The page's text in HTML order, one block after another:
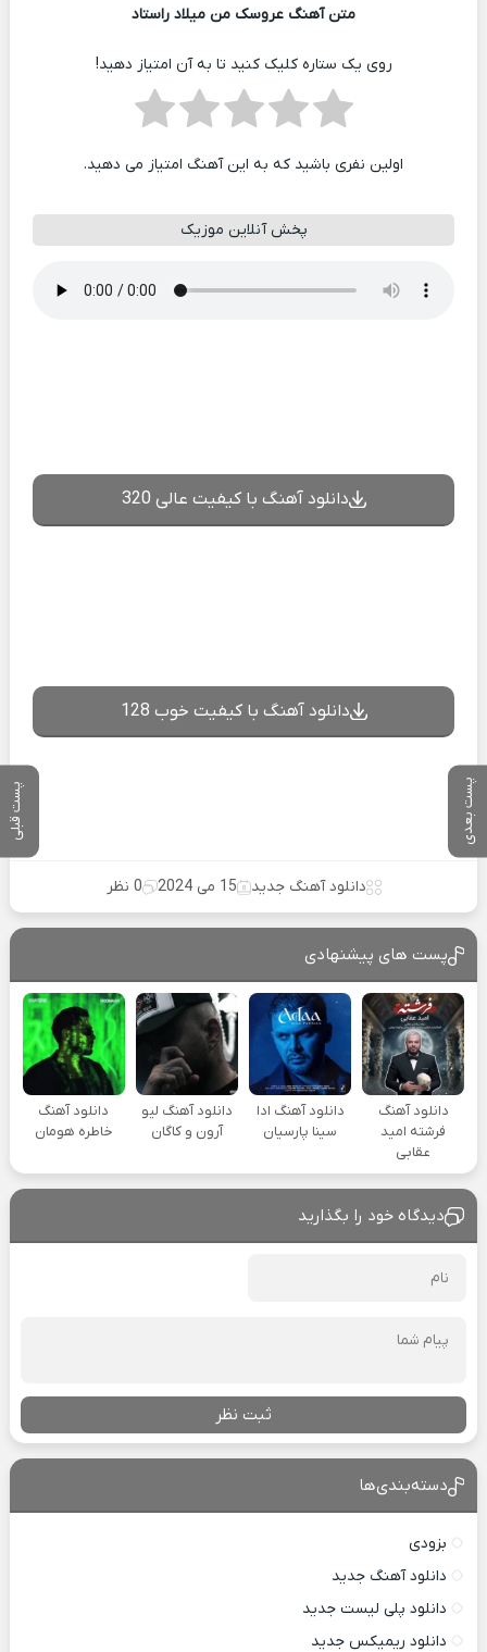
پست بعدی پست قبلی
متن آهنگ عروسک من میلاد راستاد
روی یک ستاره کلیک کنید تا به آن امتیاز دهید!
اولین نفری باشید که به این آهنگ امتیاز می دهید.
پخش آنلاین موزیک
دانلود آهنگ با کیفیت عالی 320
دانلود آهنگ با کیفیت خوب 128
دانلود آهنگ جدید 15 می 2024 0 نظر
پست های پیشنهادی
دانلود آهنگ
فرشته امید
عقابی
دانلود آهنگ ادا
سینا پارسیان
دانلود آهنگ لیو
آرون و کاگان
دانلود آهنگ
خاطره هومان
دیدگاه خود را بگذارید
ثبت نظر
دسته‌بندی‌ها
بزودی
دانلود آهنگ جدید
دانلود پلی لیست جدید
دانلود ریمیکس جدید